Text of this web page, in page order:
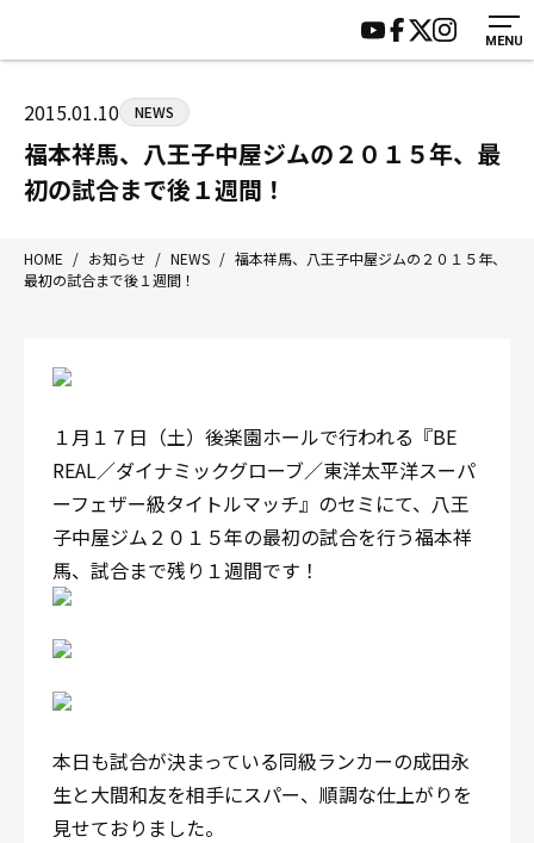
MENU
Tel/Fax：042-622-7222
営業時間：月〜土 14:00〜22:00 / 日・祝 14:00〜19:00
HOME
ジムについて
トレーニング
アマ・スパー各大会・キッズ
入会案内
見学・1日体験
施設紹介
会員様の声
サポーター募集
2015.01.10 NEWS
福本祥馬、八王子中屋ジムの２０１５年、最
初の試合まで後１週間！
HOME / お知らせ / NEWS / 福本祥馬、八王子中屋ジムの２０１５年、
最初の試合まで後１週間！
１月１７日（土）後楽園ホールで行われる『BE
REAL／ダイナミックグローブ／東洋太平洋スーパ
ーフェザー級タイトルマッチ』のセミにて、八王
子中屋ジム２０１５年の最初の試合を行う福本祥
馬、試合まで残り１週間です！
本日も試合が決まっている同級ランカーの成田永
生と大間和友を相手にスパー、順調な仕上がりを
見せておりました。